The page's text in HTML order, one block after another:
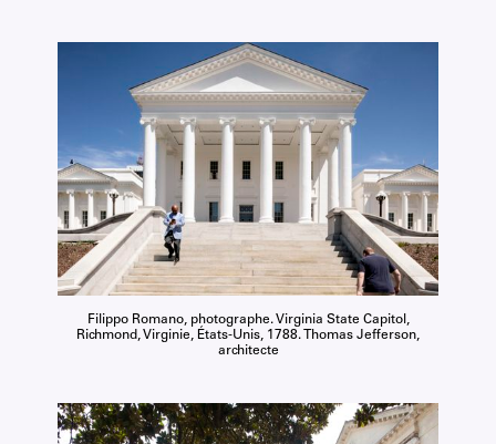
Filippo Romano, photographe. Virginia State Capitol,
Richmond, Virginie, États-Unis, 1788. Thomas Jefferson,
architecte